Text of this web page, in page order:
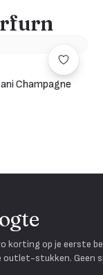
Champagne
korting op je eerste
outlet-stukken. Geen